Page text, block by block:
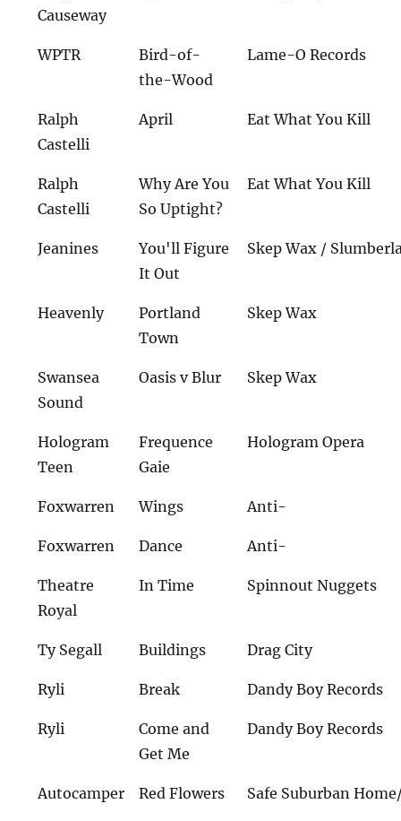
Causeway
WPTR
Bird-of-
the-Wood
Lame-O Records
Ralph
Castelli
April Eat What You Kill
Ralph
Castelli
Why Are You
So Uptight?
Eat What You Kill
Jeanines
You'll Figure
It Out
Skep Wax /
Heavenly
Portland
Town
Skep Wax
Swansea
Sound
Oasis v Blur Skep Wax
Hologram
Teen
Frequence
Gaie
Hologram Opera
Foxwarren Wings Anti-
Foxwarren Dance Anti-
Theatre
Royal
In Time Spinnout Nuggets
Ty Segall Buildings Drag City
Ryli Break Dandy Boy Records
Ryli
Come and
Get Me
Dandy Boy Records
Autocamper Red Flowers Safe Suburban